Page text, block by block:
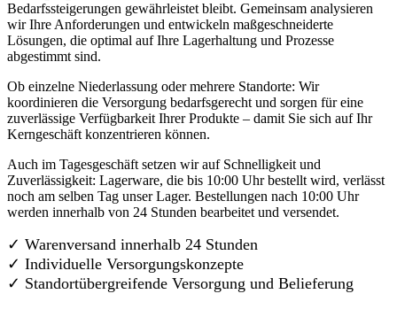
Bedarfssteigerungen gewährleistet bleibt. Gemeinsam analysieren
wir Ihre Anforderungen und entwickeln maßgeschneiderte
Lösungen, die optimal auf Ihre Lagerhaltung und Prozesse
abgestimmt sind.
Ob einzelne Niederlassung oder mehrere Standorte: Wir
koordinieren die Versorgung bedarfsgerecht und sorgen für eine
zuverlässige Verfügbarkeit Ihrer Produkte – damit Sie sich auf Ihr
Kerngeschäft konzentrieren können.
Auch im Tagesgeschäft setzen wir auf Schnelligkeit und
Zuverlässigkeit: Lagerware, die bis 10:00 Uhr bestellt wird, verlässt
noch am selben Tag unser Lager. Bestellungen nach 10:00 Uhr
werden innerhalb von 24 Stunden bearbeitet und versendet.
✓ Warenversand innerhalb 24 Stunden
✓ Individuelle Versorgungskonzepte
✓ Standortübergreifende Versorgung und Belieferung